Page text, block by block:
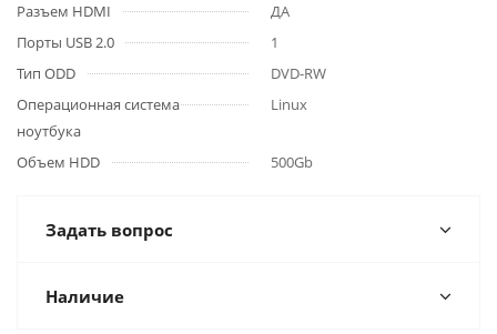
Разъем HDMI
ДА
Порты USB 2.0
1
Тип ODD
DVD-RW
Операционная система
ноутбука
Linux
Объем HDD 500Gb
Задать вопрос
Наличие